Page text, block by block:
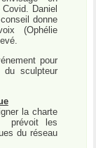
Daniel
donne
(Ophélie
pour
du sculpteur
la charte
prévoit les
du réseau